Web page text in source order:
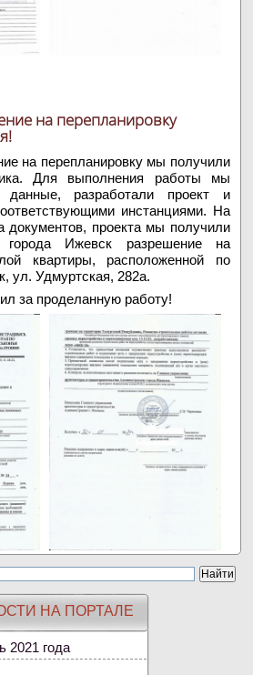
на перепланировку
на перепланировку мы получили
Для выполнения работы мы
данные, разработали проект и
инстанциями. На
документов, проекта мы получили
города Ижевск разрешение на
квартиры, расположенной по
ул. Удмуртская, 282а.
за проделанную работу!
НА ПОРТАЛЕ
2021 года